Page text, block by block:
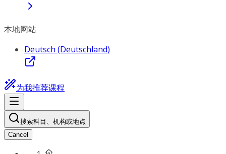
本地网站
Deutsch (Deutschland)
为我推荐课程
搜索科目、机构或地点
Cancel